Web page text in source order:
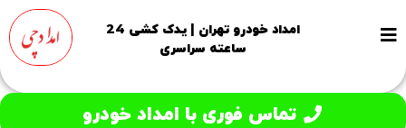
امداد خودرو تهران | یدک کشی 24
ساعته سراسری
تماس فوری با امداد خودرو